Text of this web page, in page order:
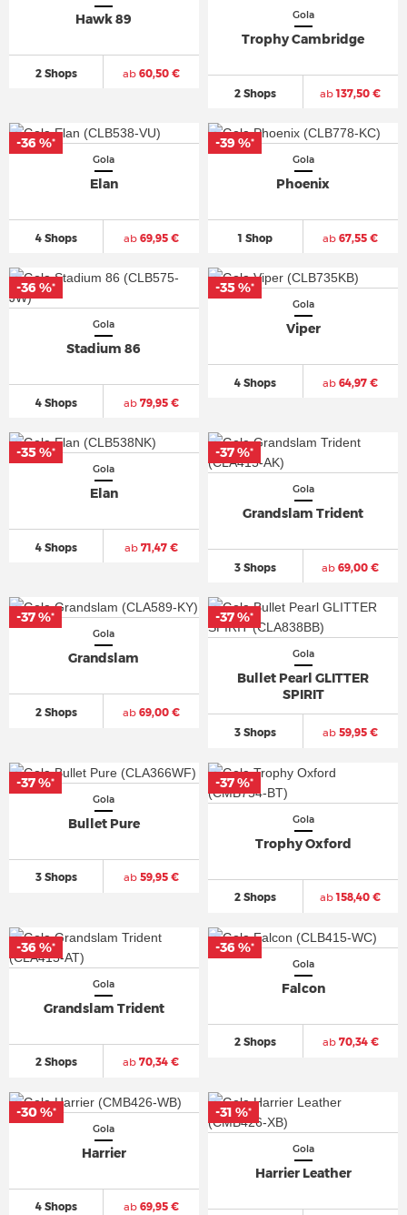
Hawk 89
2 Shops ab60,50 €
Gola
Trophy Cambridge
2 Shops ab137,50 €
Gola
Elan
4 Shops ab69,95 €
-36 %*
Gola
Phoenix
1 Shop ab 67,55 €
-39 %*
Gola
Stadium 86
4 Shops ab79,95 €
-36 %*
Gola
Viper
4 Shops ab 64,97 €
-35 %*
Gola
Elan
4 Shops ab71,47 €
-35 %*
Gola
Grandslam Trident
3 Shops ab 69,00 €
-37 %*
Gola
Grandslam
2 Shops ab69,00 €
-37 %*
Gola
Bullet Pearl GLITTER
SPIRIT
3 Shops ab 59,95 €
-37 %*
Gola
Bullet Pure
3 Shops ab59,95 €
-37 %*
Gola
Trophy Oxford
2 Shops ab158,40 €
-37 %*
Gola
Grandslam Trident
2 Shops ab 70,34 €
-36 %*
Gola
Falcon
2 Shops ab70,34 €
-36 %*
Gola
Harrier
4 Shops ab69,95 €
-30 %*
Gola
Harrier Leather
-31 %*